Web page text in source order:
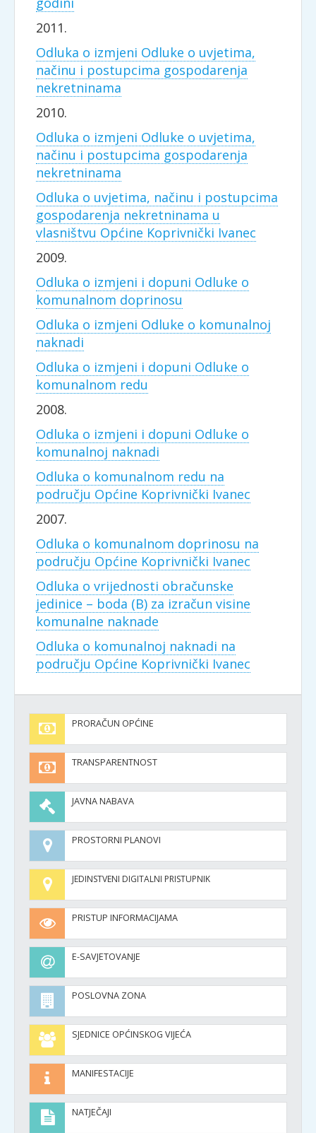
2011.
Odluka o izmjeni Odluke o uvjetima,
načinu i postupcima gospodarenja
nekretninama
2010.
Odluka o izmjeni Odluke o uvjetima,
načinu i postupcima gospodarenja
nekretninama
Odluka o uvjetima, načinu i postupcima
gospodarenja nekretninama u
vlasništvu Općine Koprivnički Ivanec
2009.
Odluka o izmjeni i dopuni Odluke o
komunalnom doprinosu
Odluka o izmjeni Odluke o komunalnoj
naknadi
Odluka o izmjeni i dopuni Odluke o
komunalnom redu
2008.
Odluka o izmjeni i dopuni Odluke o
komunalnoj naknadi
Odluka o komunalnom redu na
području Općine Koprivnički Ivanec
2007.
Odluka o komunalnom doprinosu na
području Općine Koprivnički Ivanec
Odluka o vrijednosti obračunske
jedinice – boda (B) za izračun visine
komunalne naknade
Odluka o komunalnoj naknadi na
području Općine Koprivnički Ivanec
PRORAČUN OPĆINE
TRANSPARENTNOST
JAVNA NABAVA
PROSTORNI PLANOVI
JEDINSTVENI DIGITALNI PRISTUPNIK
PRISTUP INFORMACIJAMA
E-SAVJETOVANJE
POSLOVNA ZONA
SJEDNICE OPĆINSKOG VIJEĆA
MANIFESTACIJE
NATJEČAJI